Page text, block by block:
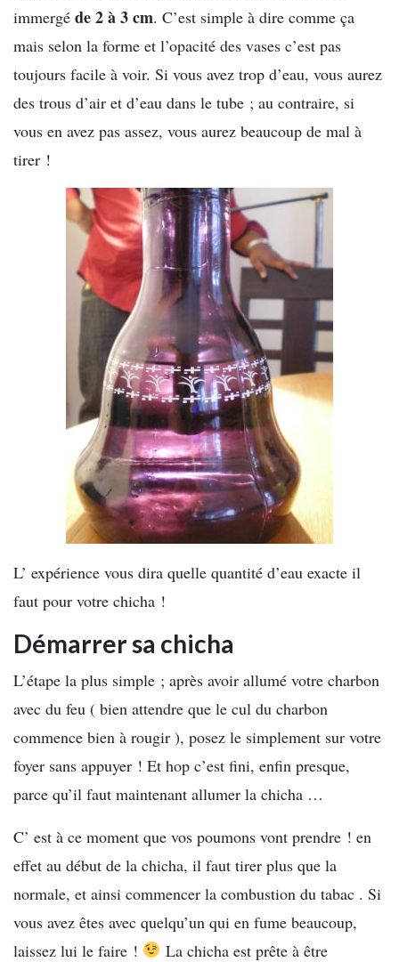
immergé de 2 à 3 cm. C’est simple à dire comme ça
mais selon la forme et l’opacité des vases c’est pas
toujours facile à voir. Si vous avez trop d’eau, vous aurez
des trous d’air et d’eau dans le tube ; au contraire, si
vous en avez pas assez, vous aurez beaucoup de mal à
tirer !
L’ expérience vous dira quelle quantité d’eau exacte il
faut pour votre chicha !
Démarrer sa chicha
L’étape la plus simple ; après avoir allumé votre charbon
avec du feu ( bien attendre que le cul du charbon
commence bien à rougir ), posez le simplement sur votre
foyer sans appuyer ! Et hop c’est fini, enfin presque,
parce qu’il faut maintenant allumer la chicha …
C’ est à ce moment que vos poumons vont prendre ! en
effet au début de la chicha, il faut tirer plus que la
normale, et ainsi commencer la combustion du tabac . Si
vous avez êtes avec quelqu’un qui en fume beaucoup,
laissez lui le faire !
La chicha est prête à être